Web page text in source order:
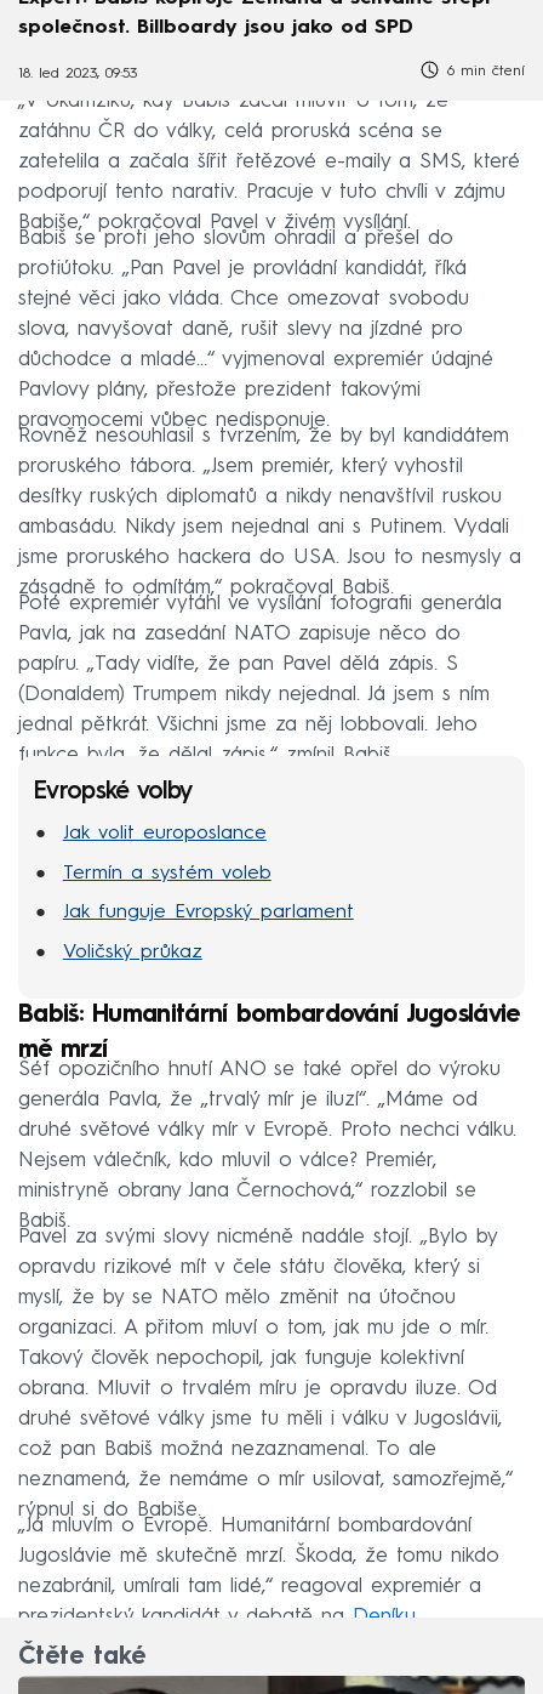
společnost. Billboardy jsou jako od SPD
18. led 2023, 09:53 6 min čtení
„V okamžiku, kdy Babiš začal mluvit o tom, že
zatáhnu ČR do války, celá proruská scéna se
zatetelila a začala šířit řetězové e-maily a SMS, které
podporují tento narativ. Pracuje v tuto chvíli v zájmu
Babiše,“ pokračoval Pavel v živém vysílání.
Babiš se proti jeho slovům ohradil a přešel do
protiútoku. „Pan Pavel je provládní kandidát, říká
stejné věci jako vláda. Chce omezovat svobodu
slova, navyšovat daně, rušit slevy na jízdné pro
důchodce a mladé…“ vyjmenoval expremiér údajné
Pavlovy plány, přestože prezident takovými
pravomocemi vůbec nedisponuje.
Rovněž nesouhlasil s tvrzením, že by byl kandidátem
proruského tábora. „Jsem premiér, který vyhostil
desítky ruských diplomatů a nikdy nenavštívil ruskou
ambasádu. Nikdy jsem nejednal ani s Putinem. Vydali
jsme proruského hackera do USA. Jsou to nesmysly a
zásadně to odmítám,“ pokračoval Babiš.
Poté expremiér vytáhl ve vysílání fotografii generála
Pavla, jak na zasedání NATO zapisuje něco do
papíru. „Tady vidíte, že pan Pavel dělá zápis. S
(Donaldem) Trumpem nikdy nejednal. Já jsem s ním
jednal pětkrát. Všichni jsme za něj lobbovali. Jeho
funkce byla, že dělal zápis,“ zmínil Babiš.
Evropské volby
Jak volit europoslance
Termín a systém voleb
Jak funguje Evropský parlament
Voličský průkaz
Babiš: Humanitární bombardování Jugoslávie
mě mrzí
Šéf opozičního hnutí ANO se také opřel do výroku
generála Pavla, že „trvalý mír je iluzí“. „Máme od
druhé světové války mír v Evropě. Proto nechci válku.
Nejsem válečník, kdo mluvil o válce? Premiér,
ministryně obrany Jana Černochová,“ rozzlobil se
Babiš.
Pavel za svými slovy nicméně nadále stojí. „Bylo by
opravdu rizikové mít v čele státu člověka, který si
myslí, že by se NATO mělo změnit na útočnou
organizaci. A přitom mluví o tom, jak mu jde o mír.
Takový člověk nepochopil, jak funguje kolektivní
obrana. Mluvit o trvalém míru je opravdu iluze. Od
druhé světové války jsme tu měli i válku v Jugoslávii,
což pan Babiš možná nezaznamenal. To ale
neznamená, že nemáme o mír usilovat, samozřejmě,“
rýpnul si do Babiše.
„Já mluvím o Evropě. Humanitární bombardování
Jugoslávie mě skutečně mrzí. Škoda, že tomu nikdo
nezabránil, umírali tam lidé,“ reagoval expremiér a
prezidentský kandidát v debatě na Deníku
Čtěte také